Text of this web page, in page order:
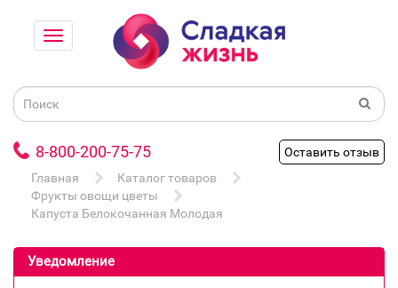
8-800-200-75-75
Оставить отзыв
Главная
Каталог товаров
Фрукты овощи цветы
Капуста Белокочанная Молодая
Уведомление